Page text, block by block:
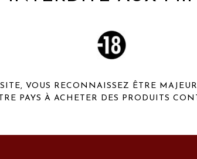
VOUS RECONNAISSEZ ÊTRE
PAYS À ACHETER DES PRODUITS